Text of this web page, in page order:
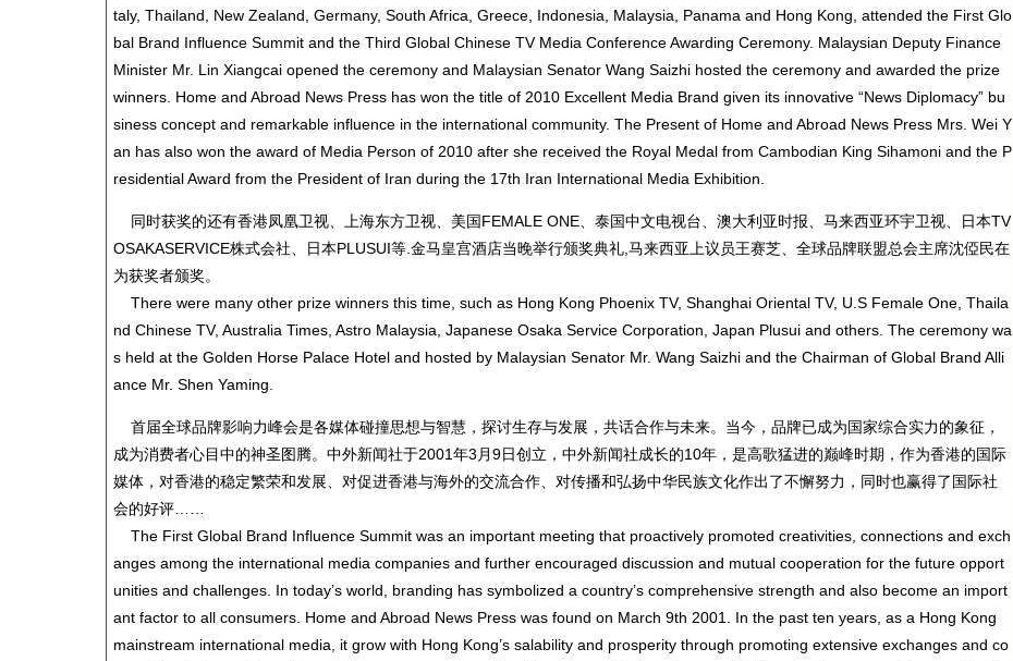
taly, Thailand, New Zealand, Germany, South Africa, Greece, Indonesia, Malaysia, Panama and Hong Kong, attended the First Glo
bal Brand Influence Summit and the Third Global Chinese TV Media Conference Awarding Ceremony. Malaysian Deputy Finance
Minister Mr. Lin Xiangcai opened the ceremony and Malaysian Senator Wang Saizhi hosted the ceremony and awarded the prize
winners. Home and Abroad News Press has won the title of 2010 Excellent Media Brand given its innovative “News Diplomacy” bu
siness concept and remarkable influence in the international community. The Present of Home and Abroad News Press Mrs. Wei Y
an has also won the award of Media Person of 2010 after she received the Royal Medal from Cambodian King Sihamoni and the P
residential Award from the President of Iran during the 17th Iran International Media Exhibition.
同时获奖的还有香港凤凰卫视、上海东方卫视、美国FEMALE ONE、泰国中文电视台、澳大利亚时报、马来西亚环宇卫视、日本TV
OSAKASERVICE株式会社、日本PLUSUI等.金马皇宫酒店当晚举行颁奖典礼,马来西亚上议员王赛芝、全球品牌联盟总会主席沈俹民在
为获奖者颁奖。
There were many other prize winners this time, such as Hong Kong Phoenix TV, Shanghai Oriental TV, U.S Female One, Thaila
nd Chinese TV, Australia Times, Astro Malaysia, Japanese Osaka Service Corporation, Japan Plusui and others. The ceremony wa
s held at the Golden Horse Palace Hotel and hosted by Malaysian Senator Mr. Wang Saizhi and the Chairman of Global Brand Alli
ance Mr. Shen Yaming.
首届全球品牌影响力峰会是各媒体碰撞思想与智慧，探讨生存与发展，共话合作与未来。当今，品牌已成为国家综合实力的象征，
成为消费者心目中的神圣图腾。中外新闻社于2001年3月9日创立，中外新闻社成长的10年，是高歌猛进的巅峰时期，作为香港的国际
媒体，对香港的稳定繁荣和发展、对促进香港与海外的交流合作、对传播和弘扬中华民族文化作出了不懈努力，同时也赢得了国际社
会的好评……
The First Global Brand Influence Summit was an important meeting that proactively promoted creativities, connections and exch
anges among the international media companies and further encouraged discussion and mutual cooperation for the future opport
unities and challenges. In today’s world, branding has symbolized a country’s comprehensive strength and also become an import
ant factor to all consumers. Home and Abroad News Press was found on March 9th 2001. In the past ten years, as a Hong Kong
mainstream international media, it grow with Hong Kong’s salability and prosperity through promoting extensive exchanges and co